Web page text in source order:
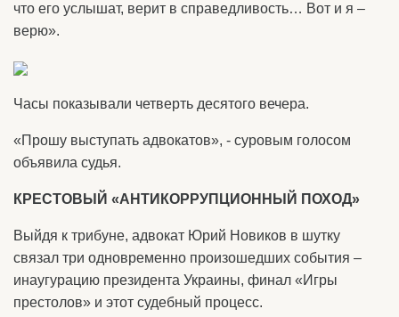
что его услышат, верит в справедливость… Вот и я –
верю».
Часы показывали четверть десятого вечера.
«Прошу выступать адвокатов», - суровым голосом
объявила судья.
КРЕСТОВЫЙ «АНТИКОРРУПЦИОННЫЙ ПОХОД»
Выйдя к трибуне, адвокат Юрий Новиков в шутку
связал три одновременно произошедших события –
инаугурацию президента Украины, финал «Игры
престолов» и этот судебный процесс.